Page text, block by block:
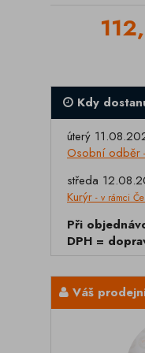
Kdy
úterý
Osobní odběr
středa
Kurýr - v rámci
Při
DPH =
Váš